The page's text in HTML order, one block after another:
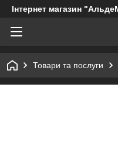
Інтернет магазин
Товари та послуги